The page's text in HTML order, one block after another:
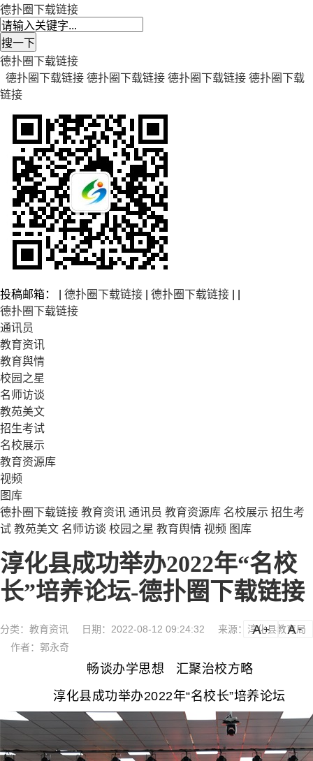
德扑圈下载链接
德扑圈下载链接
德扑圈下载链接 德扑圈下载链接 德扑圈下载链接 德扑圈下载
链接
投稿邮箱： | 德扑圈下载链接 德扑圈下载链接
德扑圈下载链接
通讯员
教育资讯
教育舆情
校园之星
名师访谈
教苑美文
招生考试
名校展示
教育资源库
视频
图库
德扑圈下载链接 教育资讯 通讯员 教育资源库 名校展示 招生考
试 教苑美文 名师访谈 校园之星 教育舆情 视频 图库
淳化县成功举办2022年“名校
长”培养论坛-德扑圈下载链接
分类： 教育资讯 日期：2022-08-12 09:24:32
来源：淳化县教育局
作者：郭永奇
a a-
畅谈办学思想 汇聚治校方略
淳化县成功举办2022年“名校长”培养论坛